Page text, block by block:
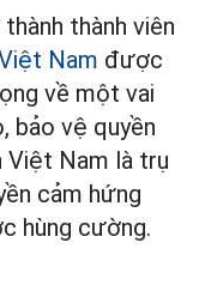
thành viên
Nam được
về một vai
bảo vệ quyền
Việt Nam là trụ
cảm hứng
hùng cường.